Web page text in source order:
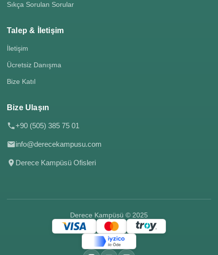
Sıkça Sorulan Sorular
Talep & İletişim
İletişim
Ücretsiz Danışma
Bize Katıl
Bize Ulaşın
+90 (505) 385 75 01
info@derecekampusu.com
Derece Kampüsü Ofisleri
Derece Kampüsü © 2025